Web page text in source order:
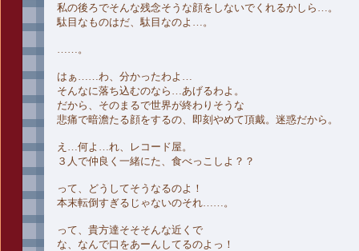
私の後ろでそんな残念そうな顔をしないでくれるかしら…。
駄目なものはだ、駄目なのよ…。
……。
はぁ……わ、分かったわよ…
そんなに落ち込むのなら…あげるわよ。
だから、そのまるで世界が終わりそうな
悲痛で暗澹たる顔をするの、即刻やめて頂戴。迷惑だから。
え…何よ…れ、レコード屋。
３人で仲良く一緒にた、食べっこしよ？？
って、どうしてそうなるのよ！
本末転倒すぎるじゃないのそれ……。
って、貴方達そそそんな近くで
な、なんで口をあーんしてるのよっ！